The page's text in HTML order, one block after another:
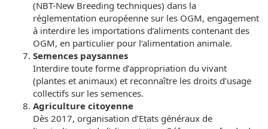
(NBT-New Breeding techniques) dans la
réglementation européenne sur les OGM, engagement
à interdire les importations d’aliments contenant des
OGM, en particulier pour l’alimentation animale.
Semences paysannes
Interdire toute forme d’appropriation du vivant
(plantes et animaux) et reconnaître les droits d’usage
collectifs sur les semences.
Agriculture citoyenne
Dès 2017, organisation d’Etats généraux de